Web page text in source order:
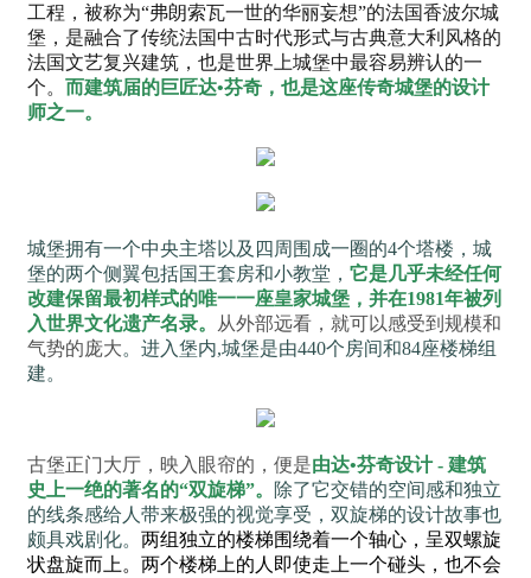
工程， 被称为“弗朗索瓦一世的华丽妄想”的法国香波尔城
堡，是融合了传统法国中古时代形式与古典意大利风格的
法国文艺复兴建筑，也是世界上城堡中最容易辨认的一
个。 而建筑届的巨匠达•芬奇，也是这座传奇城堡的设计
师之一。
城堡拥有一个中央主塔以及四周围成一圈的4个塔楼，城
堡的两个侧翼包括国王套房和小教堂， 它是几乎未经任何
改建保留最初样式的唯一一座皇家城堡，并在1981年被列
入世界文化遗产名录。
从外部远看，就可以感受到规模和
气势的庞大。进入堡内,城堡是由440个房间和84座楼梯组
建。
古堡正门大厅，映入眼帘的，便是由达•芬奇设计 - 建筑
史上一绝的著名的“双旋梯”。
除了它交错的空间感和独立
的线条感给人带来极强的视觉享受，双旋梯的设计故事也
颇具戏剧化。 两组独立的楼梯围绕着一个轴心，呈双螺旋
状盘旋而上。两个楼梯上的人即使走上一个碰头，也不会